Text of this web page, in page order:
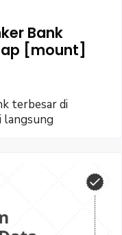
Bank
[mount]
terbesar di
langsung